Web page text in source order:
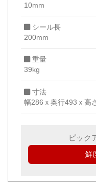
10mm
シール長
200mm
重量
39kg
寸法
幅286ｘ奥行493ｘ高
ピック
鮮